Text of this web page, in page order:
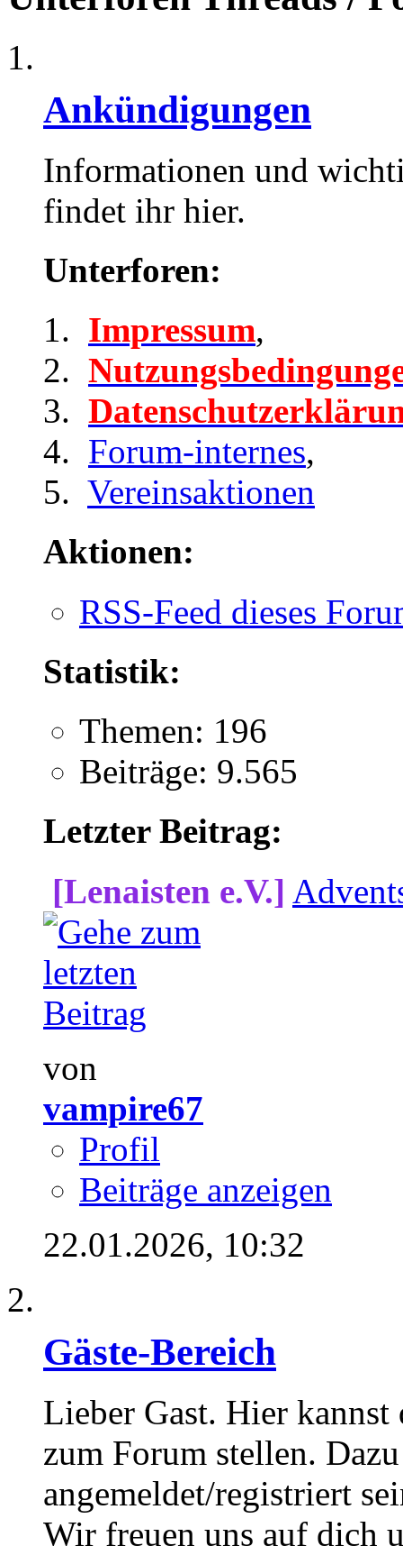
Ankündigungen
Informationen und
findet ihr hier.
Unterforen:
Impressum,
Forum-internes,
Vereinsaktionen
Aktionen:
RSS-Feed dieses
Statistik:
Themen: 196
Beiträge: 9.565
Letzter Beitrag:
[Lenaisten e.V.]
von
vampire67
Profil
Beiträge anzeigen
22.01.2026, 10:32
Gäste-Bereich
Lieber Gast. Hier kannst
zum Forum stellen.
angemeldet/registriert
Wir freuen uns auf dich